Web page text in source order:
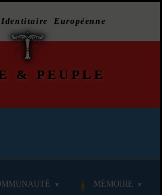
Européenne
& PEUPLE
MÉMOIRE